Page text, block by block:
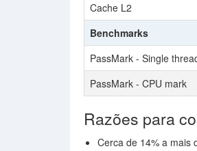
Cache L2
Benchmarks
PassMark - Single
PassMark - CPU mark
Razões para
Cerca de 14% a mais